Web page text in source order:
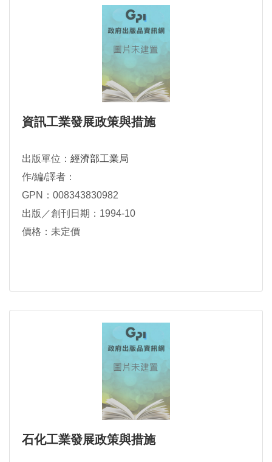
資訊工業發展政策與措施
出版單位： 經濟部工業局
作/編/譯者：
GPN：008343830982
出版／創刊日期：1994-10
價格：未定價
石化工業發展政策與措施